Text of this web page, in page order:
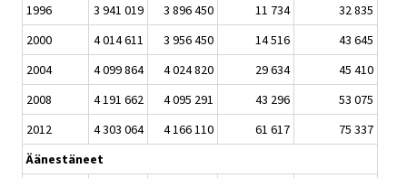
1996
3 941 019 3 896 450 11 734
32 835
2000
4 014 611 3 956 450 14 516
43 645
2004
4 099 864 4 024 820 29 634
45 410
2008
4 191 662 4 095 291 43 296
53 075
2012
4 303 064 4 166 110 61 617
75 337
Äänestäneet